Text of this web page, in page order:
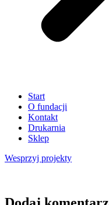
Start
O fundacji
Kontakt
Drukarnia
Sklep
Wesprzyj projekty